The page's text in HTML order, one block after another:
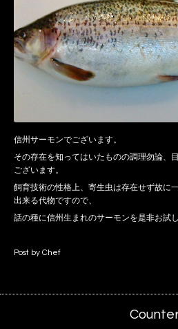
信州サーモンでございます。
その存在を知ってはいたものの調理勿論、
ございます。
飼育技術の性格上、寄生虫は存在せず故に
出来る代物ですので、
話の種に信州生まれのサーモンを是非お試し
Post by Chef